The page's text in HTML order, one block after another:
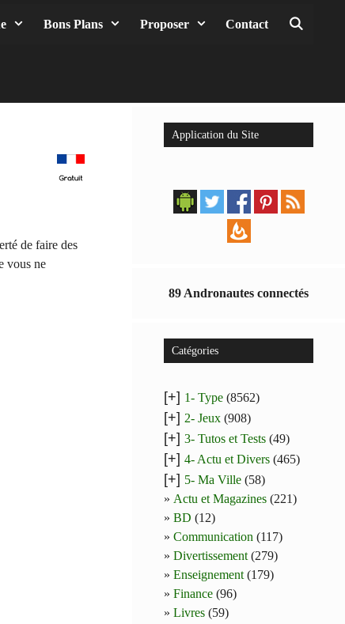
Bons Plans Proposer Contact
de faire des
vous ne
Application du Site
89 Andronautes connectés
Catégories
[+] 1- Type (8562)
[+] 2- Jeux (908)
[+] 3- Tutos et Tests (49)
[+] 4- Actu et Divers (465)
[+] 5- Ma Ville (58)
Actu et Magazines (221)
BD (12)
Communication (117)
Divertissement (279)
Enseignement (179)
Finance (96)
Livres (59)